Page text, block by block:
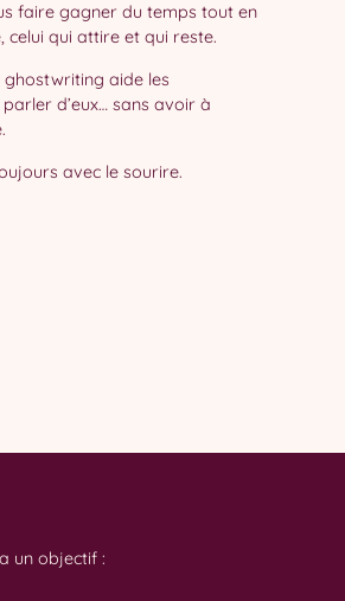
faire gagner du temps tout en
qui attire et qui reste.
aide les
d’eux… sans avoir à
avec le sourire.
un objectif :